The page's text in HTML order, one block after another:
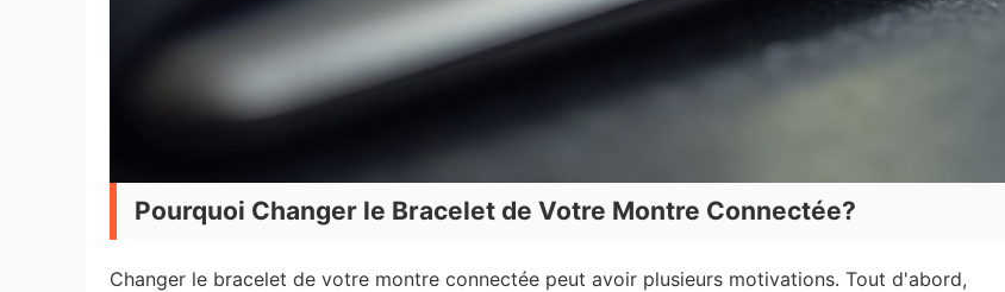
Pourquoi Changer le Bracelet de Votre Montre Connectée?
Changer le bracelet de votre montre connectée peut avoir plusieurs motivations. Tout d'abord,